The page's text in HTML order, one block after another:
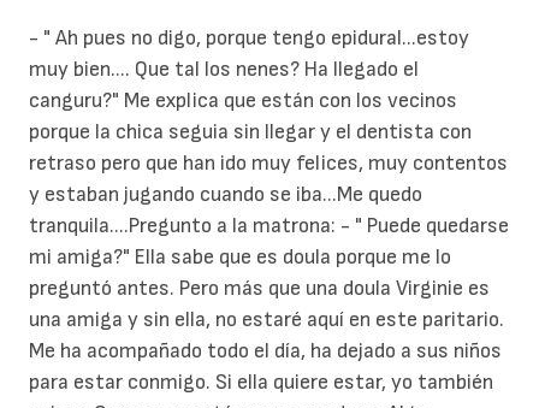
- " Ah pues no digo, porque tengo epidural...estoy
muy bien.... Que tal los nenes? Ha llegado el
canguru?" Me explica que están con los vecinos
porque la chica seguia sin llegar y el dentista con
retraso pero que han ido muy felices, muy contentos
y estaban jugando cuando se iba...Me quedo
tranquila....Pregunto a la matrona: - " Puede quedarse
mi amiga?" Ella sabe que es doula porque me lo
preguntó antes. Pero más que una doula Virginie es
una amiga y sin ella, no estaré aquí en este paritario.
Me ha acompañado todo el día, ha dejado a sus niños
para estar conmigo. Si ella quiere estar, yo también